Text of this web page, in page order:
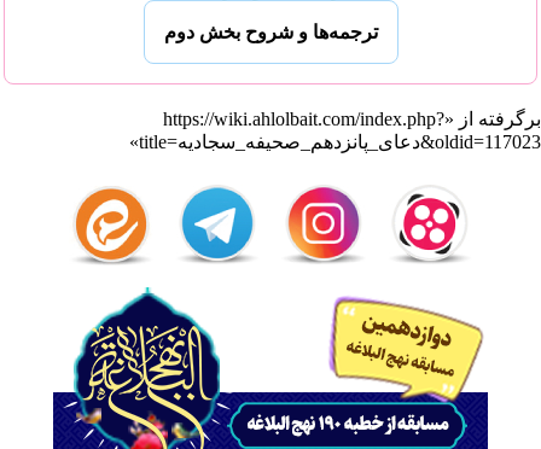
ترجمه‌ها و شروح بخش دوم
برگرفته از «https://wiki.ahlolbait.com/index.php?
title=دعای_پانزدهم_صحیفه_سجادیه&oldid=117023
»